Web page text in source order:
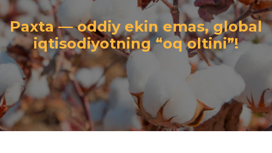
Paxta — oddiy ekin emas, global
iqtisodiyotning “oq oltini”!